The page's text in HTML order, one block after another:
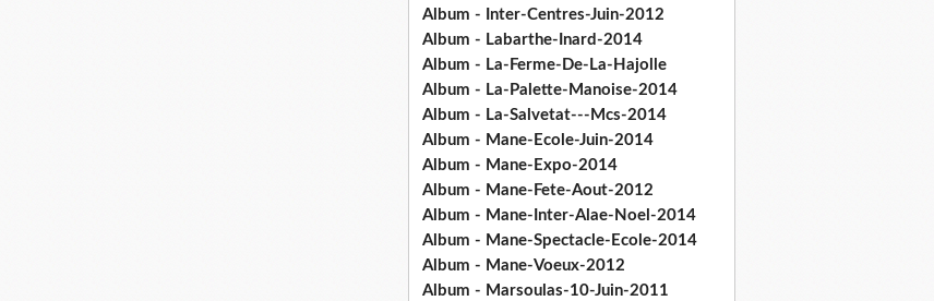
Album - Inter-Centres-Juin-2012
Album - Labarthe-Inard-2014
Album - La-Ferme-De-La-Hajolle
Album - La-Palette-Manoise-2014
Album - La-Salvetat---Mcs-2014
Album - Mane-Ecole-Juin-2014
Album - Mane-Expo-2014
Album - Mane-Fete-Aout-2012
Album - Mane-Inter-Alae-Noel-2014
Album - Mane-Spectacle-Ecole-2014
Album - Mane-Voeux-2012
Album - Marsoulas-10-Juin-2011